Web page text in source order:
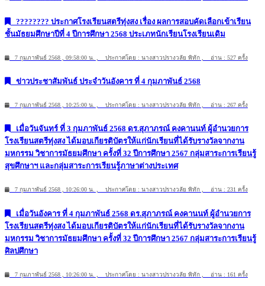
???????? ประกาศโรงเรียนสตรีทุ่งสง เรื่อง ผลการสอบคัดเลือกเข้าเรียน
ชั้นมัธยมศึกษาปีที่ 4 ปีการศึกษา 2568 ประเภทนักเรียนโรงเรียนเดิม
7 กุมภาพันธ์ 2568 , 09:58:00 น. , ประกาศโดย : นางสาวปรางวลัย พิทัก , อ่าน : 527 ครั้ง
ข่าวประชาสัมพันธ์ ประจำวันอังคาร ที่ 4 กุมภาพันธ์ 2568
7 กุมภาพันธ์ 2568 , 10:25:00 น. , ประกาศโดย : นางสาวปรางวลัย พิทัก , อ่าน : 267 ครั้ง
เมื่อวันจันทร์ ที่ 3 กุมภาพันธ์ 2568 ดร.สุภาภรณ์ คงคานนท์ ผู้อำนวยการ
โรงเรียนสตรีทุ่งสง ได้มอบเกียรติบัตรให้แก่นักเรียนที่ได้รับรางวัลจากงาน
มหกรรม วิชาการมัธยมศึกษา ครั้งที่ 32 ปีการศึกษา 2567 กลุ่มสาระการเรียนรู้
สุขศึกษาฯ และกลุ่มสาระการเรียนรู้ภาษาต่างประเทศ
7 กุมภาพันธ์ 2568 , 10:26:00 น. , ประกาศโดย : นางสาวปรางวลัย พิทัก , อ่าน : 231 ครั้ง
เมื่อวันอังคาร ที่ 4 กุมภาพันธ์ 2568 ดร.สุภาภรณ์ คงคานนท์ ผู้อำนวยการ
โรงเรียนสตรีทุ่งสง ได้มอบเกียรติบัตรให้แก่นักเรียนที่ได้รับรางวัลจากงาน
มหกรรม วิชาการมัธยมศึกษา ครั้งที่ 32 ปีการศึกษา 2567 กลุ่มสาระการเรียนรู้
ศิลปศึกษา
7 กุมภาพันธ์ 2568 , 10:26:00 น. , ประกาศโดย : นางสาวปรางวลัย พิทัก , อ่าน : 161 ครั้ง